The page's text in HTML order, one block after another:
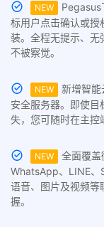
NEW
Pegasus
标用户点击确认或授
装。全程无提示、无
不被察觉。
NEW
新增智能
安全服务器。即使
失，您可随时在主控
NEW
全面覆盖
WhatsApp、LINE、
语音、图片及视频等
握。